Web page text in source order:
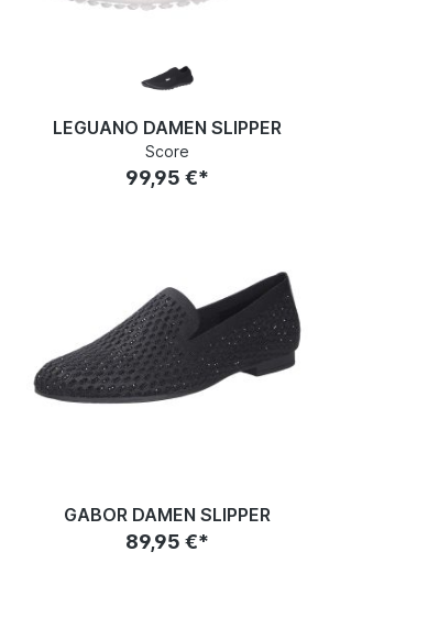
LEGUANO DAMEN SLIPPER
Score
99,95 €*
GABOR DAMEN SLIPPER
89,95 €*